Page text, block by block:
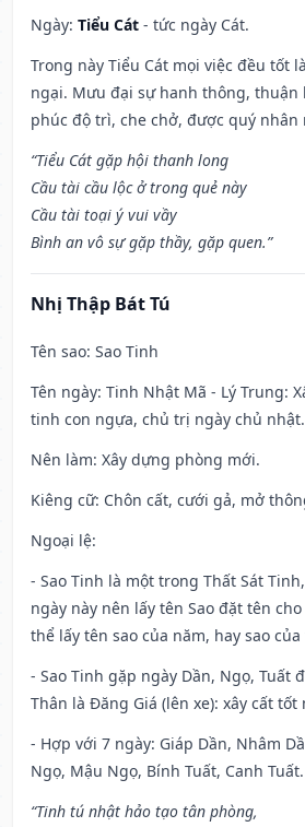
Ngày: Tiểu Cát - tức ngày Cát.
Trong này Tiểu Cát mọi việc đều tốt
ngại. Mưu đại sự hanh thông, thuận
phúc độ trì, che chở, được quý nhân
“Tiểu Cát gặp hội thanh long
Cầu tài cầu lộc ở trong quẻ này
Cầu tài toại ý vui vầy
Bình an vô sự gặp thầy, gặp quen.”
Nhị Thập Bát Tú
Tên sao: Sao Tinh
Tên ngày: Tinh Nhật Mã - Lý Trung:
tinh con ngựa, chủ trị ngày chủ nhật.
Nên làm: Xây dựng phòng mới.
Kiêng cữ: Chôn cất, cưới gả, mở
Ngoại lệ:
- Sao Tinh là một trong Thất Sát
ngày này nên lấy tên Sao đặt tên
thể lấy tên sao của năm, hay sao
- Sao Tinh gặp ngày Dần, Ngọ, Tuất
Thân là Đăng Giá (lên xe): xây cất tốt
- Hợp với 7 ngày: Giáp Dần, Nhâm
Ngọ, Mậu Ngọ, Bính Tuất, Canh Tuất.
“Tinh tú nhật hảo tạo tân phòng,